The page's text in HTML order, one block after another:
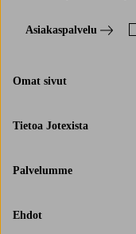
Asiakaspalvelu
Omat sivut
Tietoa Jotexista
Palvelumme
Ehdot